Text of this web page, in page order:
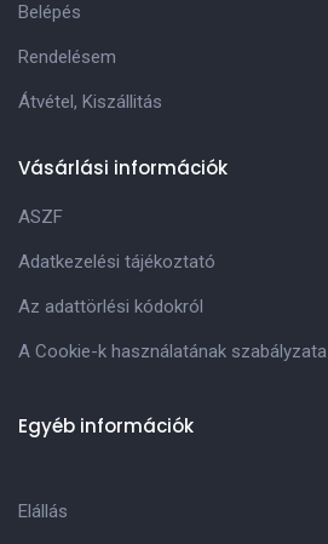
Belépés
Rendelésem
Átvétel, Kiszállitás
Vásárlási információk
ASZF
Adatkezelési tájékoztató
Az adattörlési kódokról
A Cookie-k használatának szabályzata
Egyéb információk
Elállás